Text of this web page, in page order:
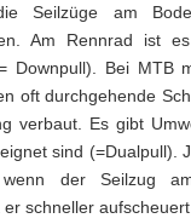
Seilzüge am
Am Rennrad ist
Downpull). Bei MTB
oft durchgehende
verbaut. Es gibt
sind (=Dualpull).
der Seilzug
schneller aufscheuert.